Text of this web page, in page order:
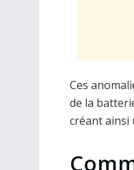
Ces
de la
créant ainsi